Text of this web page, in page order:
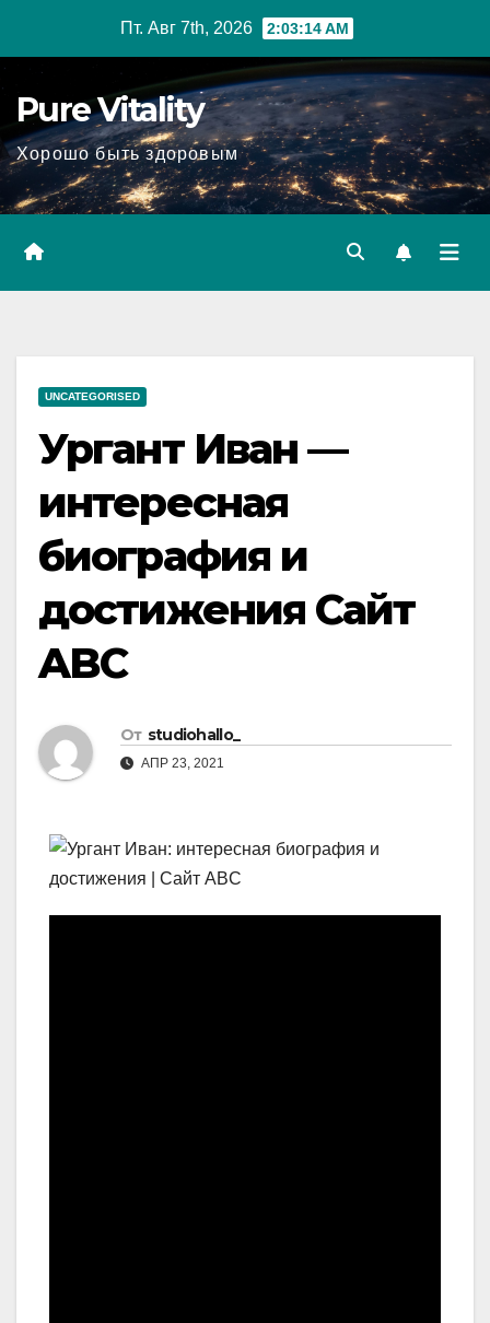
Пт. Авг 7th, 2026 2:03:15 AM
Pure Vitality
Хорошо быть здоровым
UNCATEGORISED
Ургант Иван —
интересная
биография и
достижения Сайт
ABC
От studiohallo_
АПР 23, 2021